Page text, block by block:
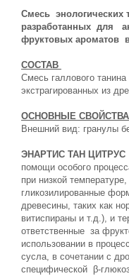
Смесь энологических
разработанных для
фруктовых ароматов
СОСТАВ
Смесь галлового
экстрагированных из
ОСНОВНЫЕ СВОЙСТВА
Внешний вид: гранулы
ЭНАРТИС ТАН ЦИТРУС
помощи особого
при низкой
гликозилированные
древесины, таких как
витиспираны и т.д.), и
ответственные за
использовании в
сусла, в сочетании с
специфической β-